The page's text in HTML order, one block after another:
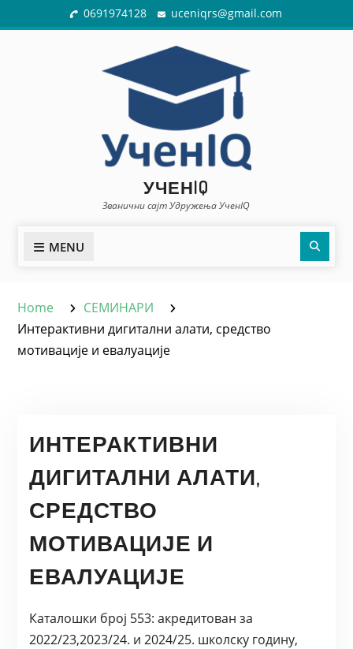
to
0691974128 uceniqrs@gmail.com
УЧЕНIQ
Званични сајт Удружења УченIQ
MENU
Home
СЕМИНАРИ
Интерактивни дигитални алати, средство
мотивације и евалуације
ИНТЕРАКТИВНИ
ДИГИТАЛНИ АЛАТИ,
СРЕДСТВО
МОТИВАЦИЈЕ И
ЕВАЛУАЦИЈЕ
Каталошки број 553: акредитован за
2022/23,2023/24. и 2024/25. школску годину,